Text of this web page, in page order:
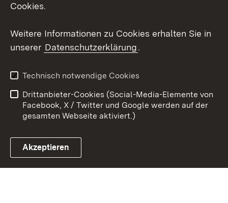
Link zum Landesportal
Datenschutz
Barrierefreiheit
Impressum
Cookies
Cookies.
Weitere Informationen zu Cookies erhalten Sie in
unserer Datenschutzerklärung.
Technisch notwendige Cookies
Drittanbieter-Cookies (Social-Media-Elemente von
Facebook, X / Twitter und Google werden auf der
gesamten Webseite aktiviert.)
Akzeptieren